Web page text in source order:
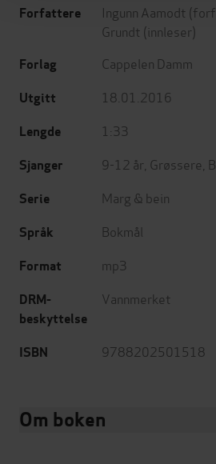
Forfattere Ingunn Aamodt
Grundt (innleser)
Forlag Cappelen Damm
Utgitt 18.01.2016
Lengde 1:33
Sjanger 9-12 år Grøssere
Serie Marg & bein
Språk Bokmål
Format mp3
DRM-
beskyttelse
Vannmerket
ISBN 9788202501518
Om boken